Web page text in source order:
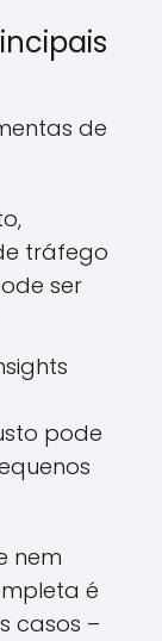
de
tráfego
ser
pode
nem
é
casos –